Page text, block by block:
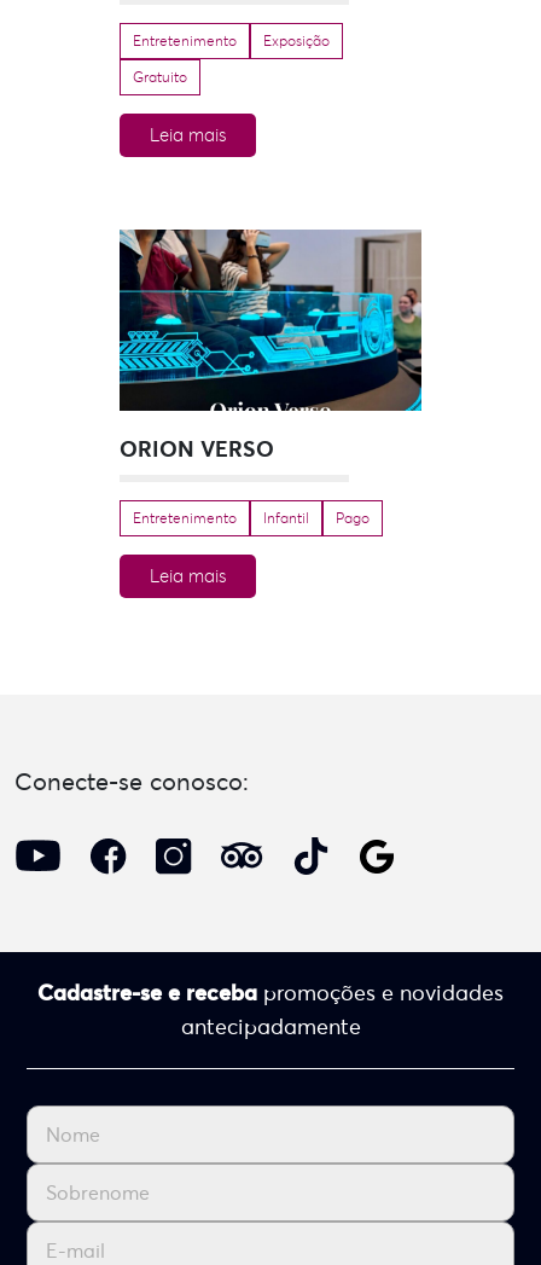
Entretenimento
Exposição
Gratuito
Leia mais
ORION VERSO
Entretenimento Infantil Pago
Leia mais
Conecte-se conosco:
Cadastre-se e receba promoções e novidades
antecipadamente